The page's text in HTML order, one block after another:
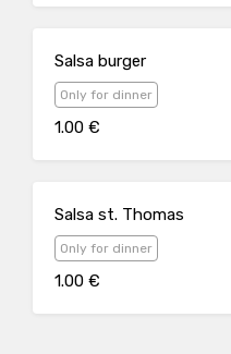
Salsa burger
Only for dinner
1.00 €
Salsa st. Thomas
Only for dinner
1.00 €